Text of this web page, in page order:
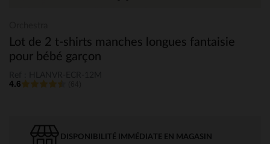
Lot de 2 t-shirts manches longues fantaisie
pour bébé garçon
4.6
DISPONIBILITÉ IMMÉDIATE EN MAGASIN